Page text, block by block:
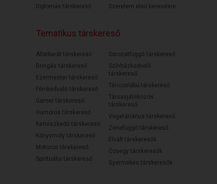
Diplomás társkereső
Szerelem első keresésre
Tematikus társkereső
Állatbarát társkereső
Bringás társkereső
Ezermester társkereső
Filmkedvelő társkereső
Gamer társkereső
Humoros társkereső
Kertészkedő társkereső
Könyvmoly társkereső
Motoros társkereső
Spirituális társkereső
Sorozatfüggő társkereső
Színházkedvelő
társkereső
Táncoslábú társkereső
Társasjátékozós
társkereső
Vegetáriánus társkereső
Zenefüggő társkereső
Elvált társkeresők
Özvegy társkeresők
Gyermekes társkeresők